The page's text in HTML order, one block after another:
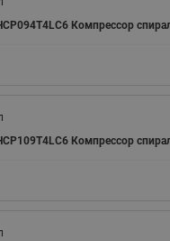
Компрессор
Компрессор